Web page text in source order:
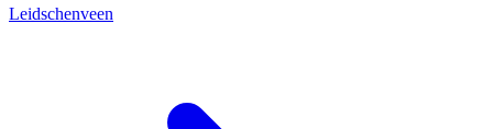
Leidschenveen